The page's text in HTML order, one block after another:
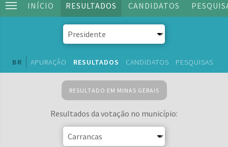
INÍCIO RESULTADOS CANDIDATOS
BR APURAÇÃO RESULTADOS CANDIDATOS PESQUISAS
RESULTADO EM MINAS GERAIS
Resultados da votação no município: